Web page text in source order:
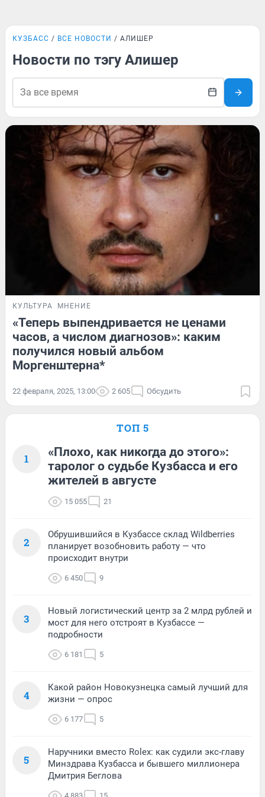
КУЗБАСС ВСЕ НОВОСТИ АЛИШЕР
Новости по тэгу Алишер
КУЛЬТУРА МНЕНИЕ
«Теперь выпендривается не ценами
часов, а числом диагнозов»: каким
получился новый альбом
Моргенштерна*
22 февраля, 2025, 13:00 2 605 Обсудить
ТОП 5
1
«Плохо, как никогда до этого»:
таролог о судьбе Кузбасса и его
жителей в августе
15 055 21
2
Обрушившийся в Кузбассе склад Wildberries
планирует возобновить работу — что
происходит внутри
6 450 9
3
Новый логистический центр за 2 млрд рублей и
мост для него отстроят в Кузбассе —
подробности
6 181 5
4
Какой район Новокузнецка самый лучший для
жизни — опрос
6 177 5
5
Наручники вместо Rolex: как судили экс-главу
Минздрава Кузбасса и бывшего миллионера
Дмитрия Беглова